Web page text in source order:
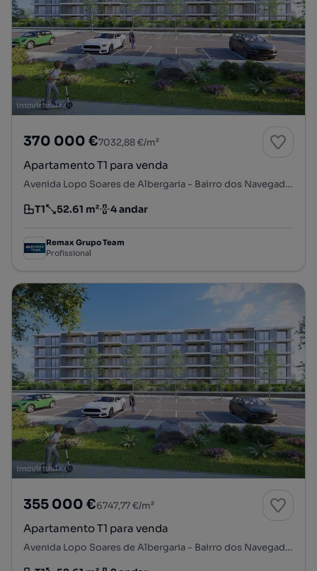
370 000 €7032,88 €/m²
Apartamento T1 para venda
Avenida Lopo Soares de Albergaria - Bairro dos Navegadores, Porto Salvo, Oeiras, Lisboa
Tipologia
T1
Preço por metro quadrado
52.61 m²
Andar 4 andar
Remax Grupo Team
Profissional
355 000 €6747,77 €/m²
Apartamento T1 para venda
Avenida Lopo Soares de Albergaria - Bairro dos Navegadores, Porto Salvo, Oeiras, Lisboa